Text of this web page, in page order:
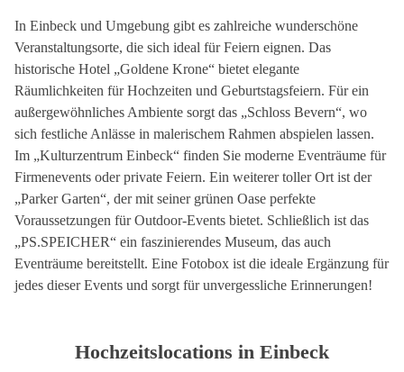
In Einbeck und Umgebung gibt es zahlreiche wunderschöne
Veranstaltungsorte, die sich ideal für Feiern eignen. Das
historische Hotel „Goldene Krone“ bietet elegante
Räumlichkeiten für Hochzeiten und Geburtstagsfeiern. Für ein
außergewöhnliches Ambiente sorgt das „Schloss Bevern“, wo
sich festliche Anlässe in malerischem Rahmen abspielen lassen.
Im „Kulturzentrum Einbeck“ finden Sie moderne Eventräume für
Firmenevents oder private Feiern. Ein weiterer toller Ort ist der
„Parker Garten“, der mit seiner grünen Oase perfekte
Voraussetzungen für Outdoor-Events bietet. Schließlich ist das
„PS.SPEICHER“ ein faszinierendes Museum, das auch
Eventräume bereitstellt. Eine Fotobox ist die ideale Ergänzung für
jedes dieser Events und sorgt für unvergessliche Erinnerungen!
Hochzeitslocations in Einbeck